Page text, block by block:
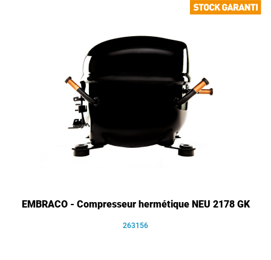
EMBRACO - Compresseur hermétique NEU 2178 GK
263156